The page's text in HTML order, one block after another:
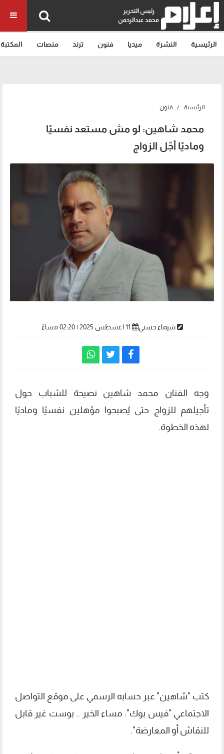
رئيس التحرير
محمد عبدالرحمن
الرئيسية النشرة ميديا فنون ترند منصات المكتبة
الرئيسية فنون
محمد شاهين: لو مش مستعد نفسيًا
وماديًا أجّل الزواج
شيماء حسني
وجه الفنان محمد شاهين نصيحة للشباب حول
تأجيلهم للزواج حتى يُصبحوا مؤهلين نفسيًا وماديًا
لهذه الخطوة.
كتب "شاهين" عبر حسابه الرسمي على موقع التواصل
الاجتماعي "فيس بوك": مساء الخير .. بوست غير قابل
للنقاش أو المعارضة".